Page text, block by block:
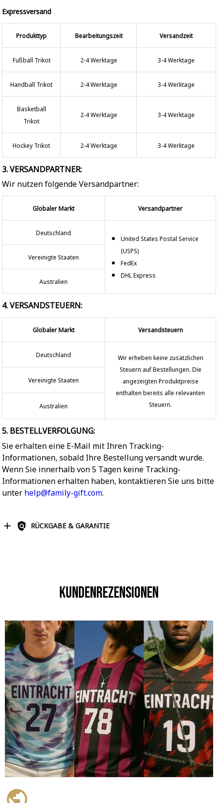
Expressversand
Produkttyp Bearbeitungszeit Versandzeit
Fußball Trikot 2-4 Werktage 3-4 Werktage
Handball Trikot 2-4 Werktage 3-4 Werktage
Basketball
Trikot
2-4 Werktage 3-4 Werktage
Hockey Trikot 2-4 Werktage 3-4 Werktage
3. VERSANDPARTNER:
Wir nutzen folgende Versandpartner:
Globaler Markt Versandpartner
Deutschland
United States Postal Service
(USPS)
FedEx
DHL Express
Vereinigte Staaten
Australien
4. VERSANDSTEUERN:
Globaler Markt Versandsteuern
Deutschland
Wir erheben keine zusätzlichen
Steuern auf Bestellungen. Die
angezeigten Produktpreise
enthalten bereits alle relevanten
Steuern.
Vereinigte Staaten
Australien
5. BESTELLVERFOLGUNG:
Sie erhalten eine E-Mail mit Ihren Tracking-
Informationen, sobald Ihre Bestellung versandt wurde.
Wenn Sie innerhalb von 5 Tagen keine Tracking-
Informationen erhalten haben, kontaktieren Sie uns bitte
unter help@family-gift.com.
RÜCKGABE & GARANTIE
Kundenrezensionen